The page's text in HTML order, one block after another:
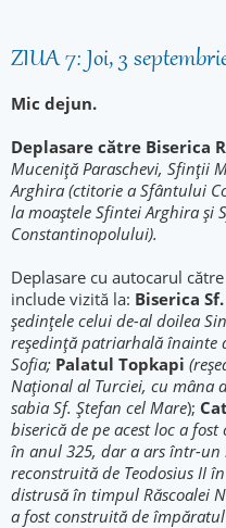
ZIUA 7: Joi, 3
Mic dejun.
Deplasare către Biserica
Muceniţă Paraschevi, Sfinţii
Arghira (ctitorie a Sfântului
la moaştele Sfintei Arghira
Constantinopolului).
Deplasare cu autocarul
include vizită la: Biserica
ședințele celui de-al doilea
reședință patriarhală înainte
Sofia; Palatul Topkapi
Naţional al Turciei, cu mâna
sabia Sf. Ştefan cel Mare);
biserică de pe acest loc a
în anul 325, dar a ars într-un
reconstruită de Teodosius II
distrusă în timpul Răscoalei
a fost construită de